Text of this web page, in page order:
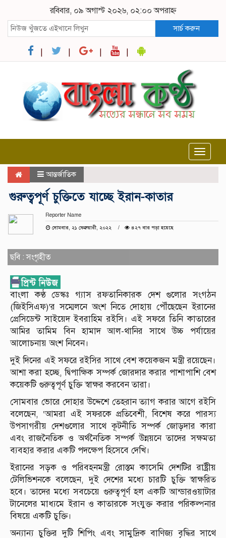
রবিবার, ০৯ অগাস্ট ২০২৬, ০২:০০ অপরাহ্ন
সার্চ করুন
Toggle
আন্তর্জাতিক
গুরুত্বপূর্ণ চুক্তিতে যাচ্ছে ইরান-কাতার
Reporter Name
সোমবার, ২১ ফেব্রুয়ারী, ২০২২
৪২৭ বার পড়া হয়েছে
ছবি : সংগৃহীত
বাংলা কণ্ঠ ডেস্কঃ গ্যাস রফতানিকারক দেশ গুলোর সংগঠন
(জিইসিএফ)’র সম্মেলনে অংশ নিতে দোহায় পৌঁছেছেন ইরানের
প্রেসিডেন্ট সাইয়েদ ইবরাহিম রইসি। এই সফরে তিনি কাতারের
আমির তামিম বিন হামাদ আল-থানির সাথে উচ্চ পর্যায়ের
আলোচনায় অংশ নিবেন।
দুই দিনের এই সফরে রইসির সাথে বেশ কয়েকজন মন্ত্রী রয়েছেন।
আশা করা হচ্ছে, দ্বিপাক্ষিক সম্পর্ক জোরদার করার পাশাপাশি বেশ
কয়েকটি গুরুত্বপূর্ণ চুক্তি স্বাক্ষর করবেন তারা।
সোমবার ভোরে দোহার উদ্দেশে তেহরান ত্যাগ করার আগে রইসি
বলেছেন, ‘আমরা এই সফরকে প্রতিবেশী, বিশেষ করে পারস্য
উপসাগরীয় দেশগুলোর সাথে কূটনীতি সম্পর্ক জোড়দার কারা
এবং রাজনৈতিক ও অর্থনৈতিক সম্পর্ক উন্নয়নে তাদের সক্ষমতা
ব্যবহার করার একটি পদক্ষেপ হিসেবে দেখি।
ইরানের সড়ক ও পরিবহনমন্ত্রী রোস্তম কাসেমি দেশটির রাষ্ট্রীয়
টেলিভিশনকে বলেছেন, দুই দেশের মধ্যে চারটি চুক্তি স্বাক্ষরিত
হবে। তাদের মধ্যে সবচেয়ে গুরুত্বপূর্ণ হল একটি আন্ডারওয়াটার
টানেলের মাধ্যমে ইরান ও কাতারকে সংযুক্ত করার পরিকল্পনার
বিষয়ে একটি চুক্তি।
অন্যান্য চুক্তির দুটি শিপিং এবং সামুদ্রিক বাণিজ্য বৃদ্ধির সাথে